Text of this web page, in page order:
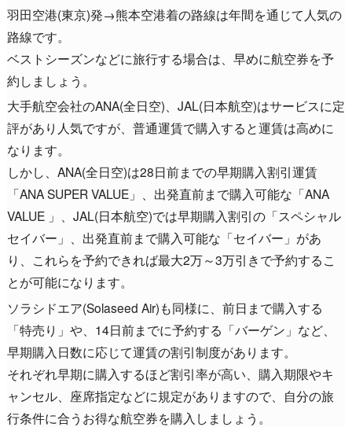
羽田空港(東京)発→熊本空港着の路線は年間を通じて人気の
路線です。
ベストシーズンなどに旅行する場合は、早めに航空券を予
約しましょう。
大手航空会社のANA(全日空)、JAL(日本航空)はサービスに定
評があり人気ですが、普通運賃で購入すると運賃は高めに
なります。
しかし、ANA(全日空)は28日前までの早期購入割引運賃
「ANA SUPER VALUE」、出発直前まで購入可能な「ANA
VALUE 」、JAL(日本航空)では早期購入割引の「スペシャル
セイバー」、出発直前まで購入可能な「セイバー」があ
り、これらを予約できれば最大2万～3万引きで予約するこ
とが可能になります。
ソラシドエア(Solaseed Air)も同様に、前日まで購入する
「特売り」や、14日前までに予約する「バーゲン」など、
早期購入日数に応じて運賃の割引制度があります。
それぞれ早期に購入するほど割引率が高い、購入期限やキ
ャンセル、座席指定などに規定がありますので、自分の旅
行条件に合うお得な航空券を購入しましょう。